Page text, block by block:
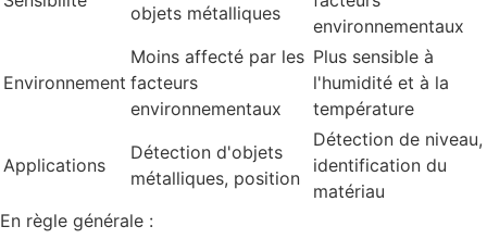
objets métalliques
environnementaux
Environnement
Moins affecté par les
facteurs
environnementaux
Plus sensible à
l'humidité et à la
température
Applications
Détection d'objets
métalliques, position
Détection de niveau,
identification du
matériau
En règle générale :